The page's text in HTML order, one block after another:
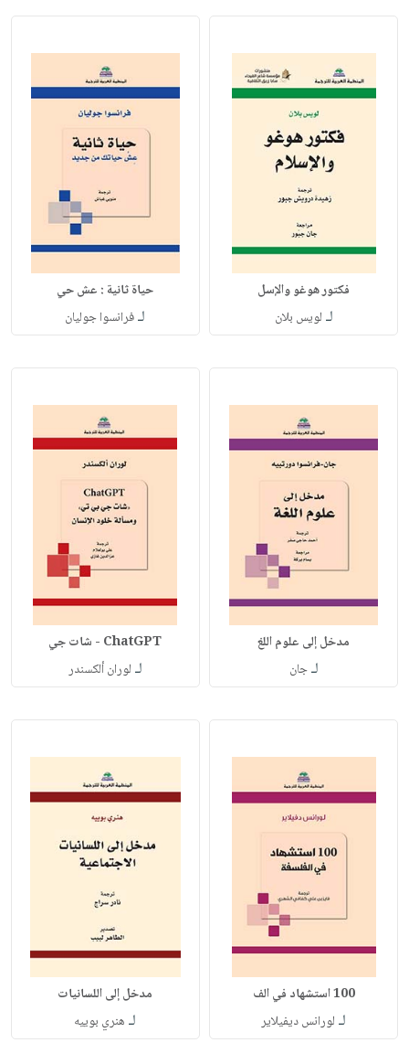
فكتور هوغو والإسل
لـ لويس بلان
حياة ثانية : عش حي
لـفرانسوا جوليان
مدخل إلى علوم اللغ
لـجان
ChatGPT - شات جي
لـ لوران ألكسندر
100 استشهاد في الف
لـ لورانس ديفيلاير
مدخل إلى اللسانيات
لـ هنري بوييه